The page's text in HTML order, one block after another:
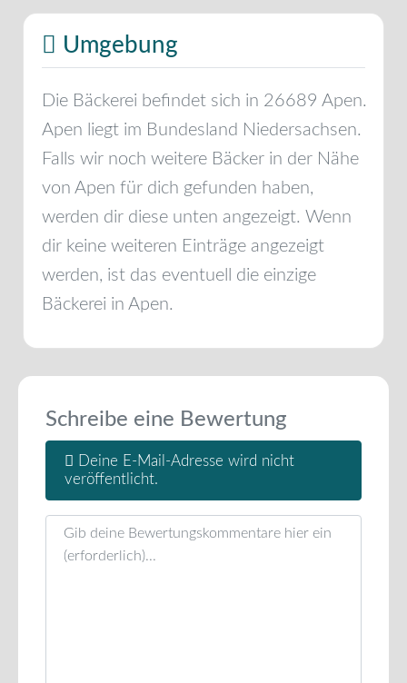
Umgebung
Die Bäckerei befindet sich in 26689 Apen.
Apen liegt im Bundesland Niedersachsen.
Falls wir noch weitere Bäcker in der Nähe
von Apen für dich gefunden haben,
werden dir diese unten angezeigt. Wenn
dir keine weiteren Einträge angezeigt
werden, ist das eventuell die einzige
Bäckerei in Apen.
Schreibe eine Bewertung
Deine E-Mail-Adresse wird nicht
veröffentlicht.
Rezensionstext